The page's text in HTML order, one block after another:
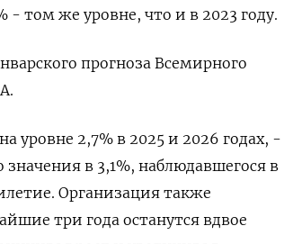
- том же уровне, что и в 2023 году.
прогноза Всемирного
уровне 2,7% в 2025 и 2026 годах, -
в 3,1%, наблюдавшегося в
Организация также
три года останутся вдвое